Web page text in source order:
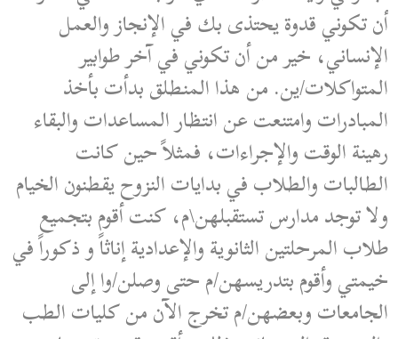
أن تكوني قدوة يحتذى بك في الإنجاز والعمل
الإنساني، خير من أن تكوني في آخر طوابير
المتواكلات/ين. من هذا المنطلق بدأت بأخذ
المبادرات وامتنعت عن انتظار المساعدات والبقاء
رهينة الوقت والإجراءات، فمثلاً حين كانت
الطالبات والطلاب في بدايات النزوح يقطنون الخيام
ولا توجد مدارس تستقبلهن\م، كنت أقوم بتجميع
طلاب المرحلتين الثانوية والإعدادية إناثاً و ذكوراً في
خيمتي وأقوم بتدريسهن/م حتى وصلن/وا إلى
الجامعات وبعضهن/م تخرج الآن من كليات الطب